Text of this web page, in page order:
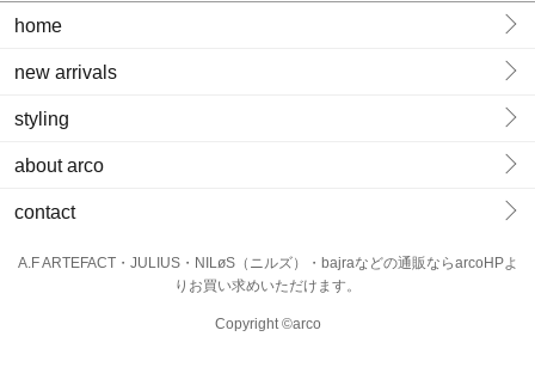
home
new arrivals
styling
about arco
contact
A.F ARTEFACT・JULIUS・NILøS（ニルズ）・bajraなどの通販ならarcoHPよ
りお買い求めいただけます。
Copyright ©arco